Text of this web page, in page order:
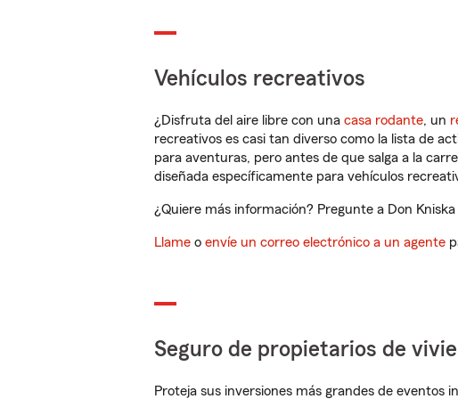
Vehículos recreativos
¿Disfruta del aire libre con una casa rodante, un
recreativos es casi tan diverso como la lista de
para aventuras, pero antes de que salga a la
diseñada específicamente para vehículos
¿Quiere más información? Pregunte a Don
Llame o envíe un correo electrónico a un agente
Seguro de propietarios de
Proteja sus inversiones más grandes de eventos